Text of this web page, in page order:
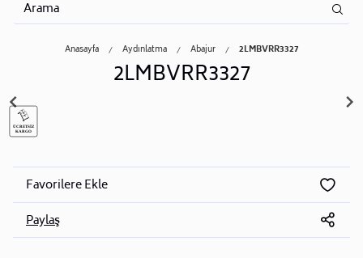
Anasayfa Aydınlatma Abajur 2LMBVRR3327
2LMBVRR3327
Favorilere Ekle
Paylaş